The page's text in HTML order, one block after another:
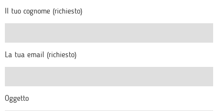
Il tuo cognome (richiesto)
La tua email (richiesto)
Oggetto